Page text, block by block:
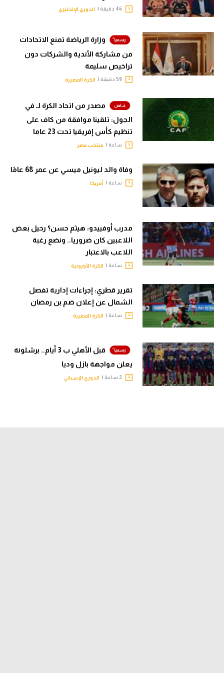
الدوري الإنجليزي
وزارة الرياضة تمنع الاتحادات
من مشاركة الأندية والشركات دون
تراخيص سليمة
الكرة المصرية
مصدر من اتحاد الكرة لـ في
الجول: تلقينا موافقة من كاف على
تنظيم كأس إفريقيا تحت 23 عاما
ساعة | منتخب مصر
وفاة والد ليونيل ميسي عن عمر 68 عامًا
ساعة | أمريكا
مدرب أوفييدو: هيثم حسن؟ رحيل بعض
اللاعبين كان ضروريا.. ونضع رغبة
اللاعب بالاعتبار
ساعة | الكرة الأوروبية
تقرير قطري: إجراءات إدارية تفصل
الشمال عن إعلان ضم بن رمضان
ساعة | الكرة المصرية
قبل الأهلي ب 3 أيام.. برشلونة
يعلن مواجهة بازل وديا
الدوري الإسباني